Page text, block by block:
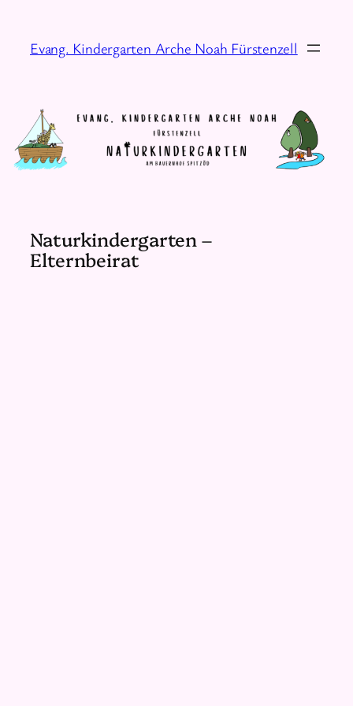
Inhalt
springen
Evang. Kindergarten Arche Noah Fürstenzell
Naturkindergarten –
Elternbeirat